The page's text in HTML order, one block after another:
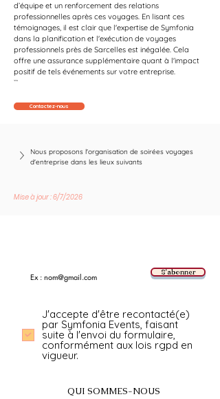
d’équipe et un renforcement des relations
professionnelles après ces voyages. En lisant ces
témoignages, il est clair que l'expertise de Symfonia
dans la planification et l'exécution de voyages
professionnels près de Sarcelles est inégalée. Cela
offre une assurance supplémentaire quant à l'impact
positif de tels événements sur votre entreprise.
```
Contactez-nous
Nous proposons l'organisation de soirées voyages
d'entreprise dans les lieux suivants
Mise à jour : 6/7/2026
S'abonner
J'accepte d'être recontacté(e)
par Symfonia Events, faisant
suite à l'envoi du formulaire,
conformément aux lois rgpd en
vigueur.
QUI SOMMES-NOUS